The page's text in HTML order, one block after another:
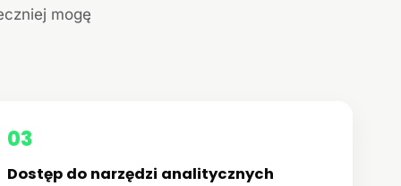
mogę
03
Dostęp do narzędzi analitycznych